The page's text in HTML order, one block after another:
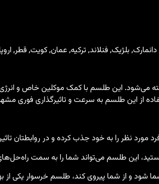
بلژیک, فنلاند, ترکیه, عمان, کویت, قطر,
می‌شود. این طلسم با کمک موکلین خاص و
از این طلسم به سرعت و تاثیرگذاری فوری
نظر را به خود جذب کرده و در روابطتان
این طلسم می‌تواند شما را به سمت
و از شما پیروی کند، طلسم خرسوار یکی از